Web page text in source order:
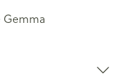
Gemma